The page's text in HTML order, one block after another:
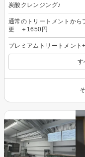
炭酸クレンジング♪
通常のトリートメントから
更 ＋1650円
プレミアムトリートメント
す